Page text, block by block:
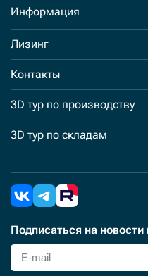
Информация
Лизинг
Контакты
3D тур по производству
3D тур по складам
Подписаться на новости